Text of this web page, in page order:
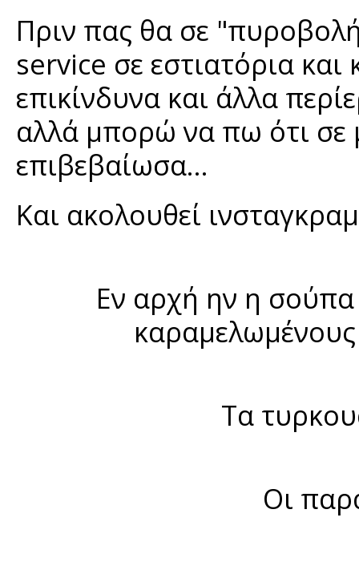
Πριν πας θα σε
service σε εστιατόρια
επικίνδυνα και άλλα
αλλά μπορώ να πω ότι σε
επιβεβαίωσα...
Και ακολουθεί
Εν αρχή ην η
Τα
Οι